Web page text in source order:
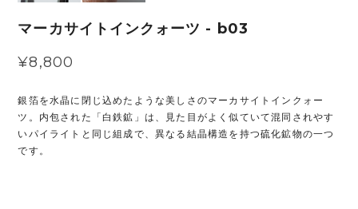
マーカサイトインクォーツ - b03
¥8,800
銀箔を水晶に閉じ込めたような美しさのマーカサイトインクォー
ツ。内包された「白鉄鉱」は、見た目がよく似ていて混同されやす
いパイライトと同じ組成で、異なる結晶構造を持つ硫化鉱物の一つ
です。